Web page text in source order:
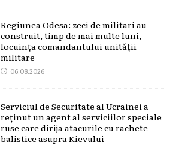
Regiunea Odesa: zeci de militari au
construit, timp de mai multe luni,
locuința comandantului unității
militare
06.08.2026
Serviciul de Securitate al Ucrainei a
reținut un agent al serviciilor speciale
ruse care dirija atacurile cu rachete
balistice asupra Kievului